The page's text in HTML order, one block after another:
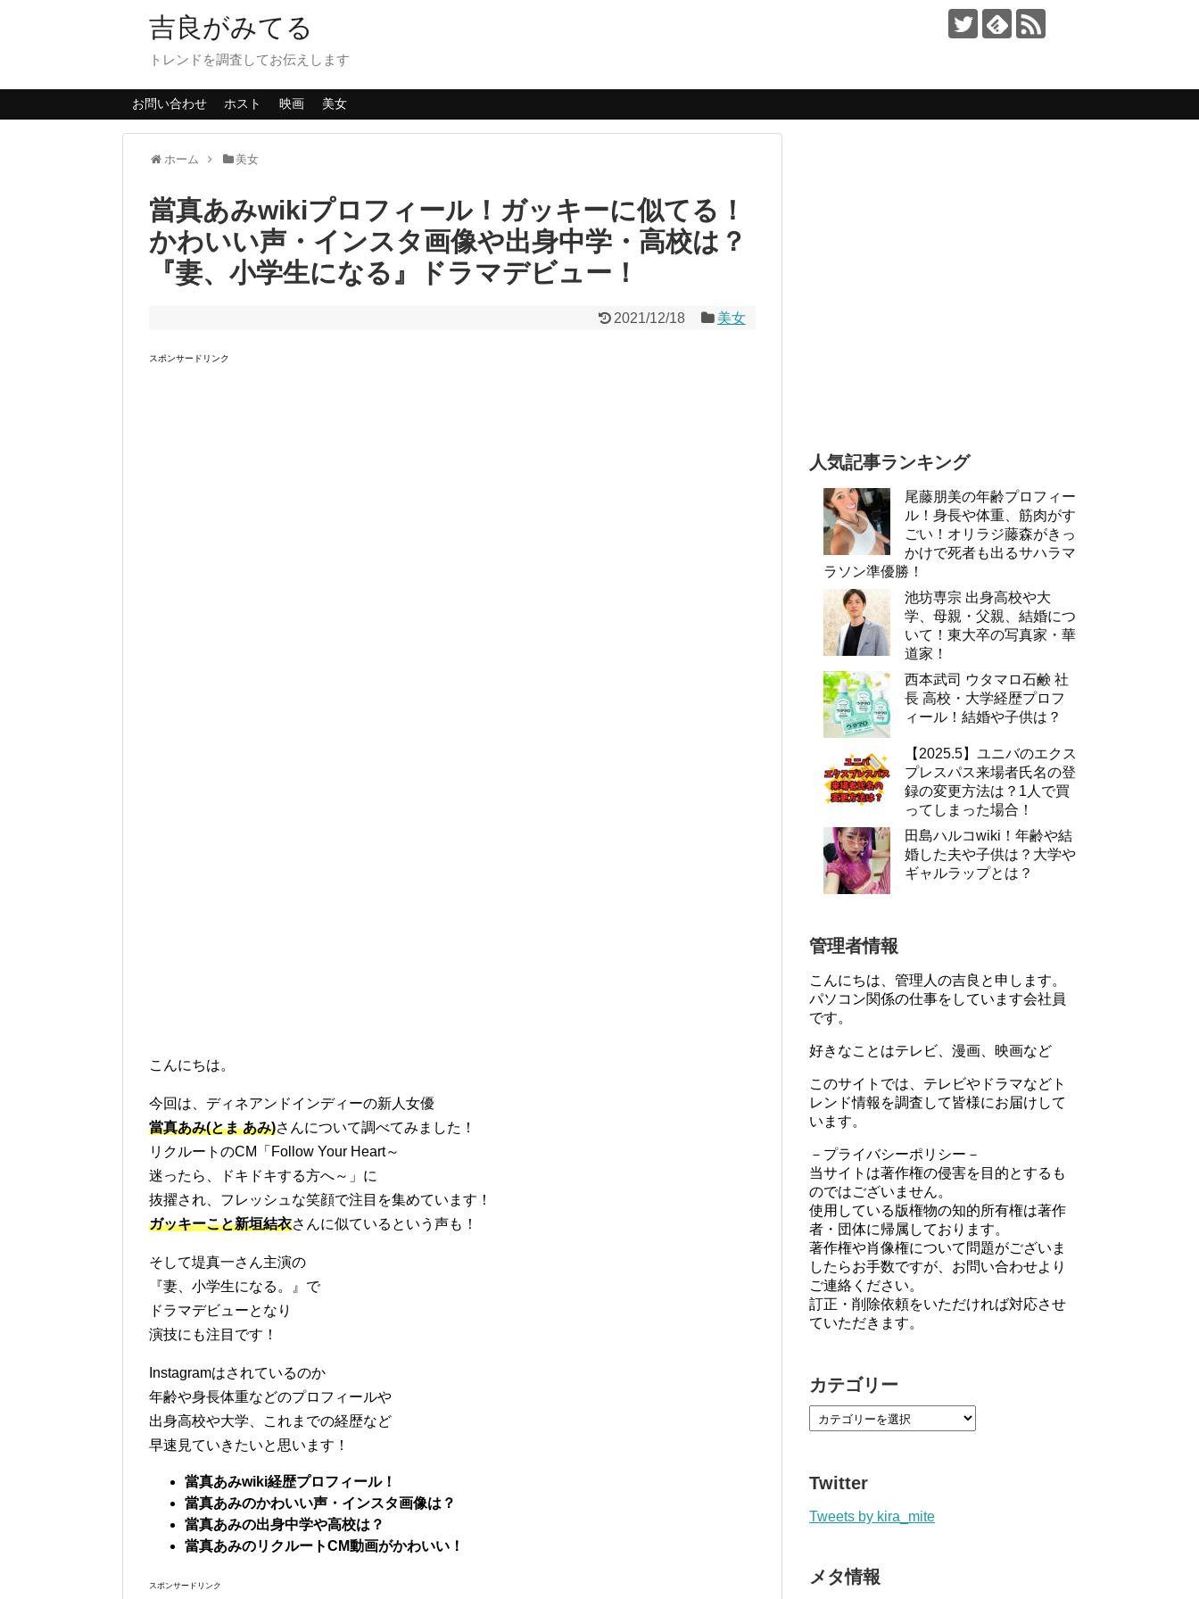
吉良がみてる
トレンドを調査してお伝えします
お問い合わせ ホスト 映画 美女
ホーム 美女
當真あみwikiプロフィール！ガッキーに似てる！
かわいい声・インスタ画像や出身中学・高校は？
『妻、小学生になる』ドラマデビュー！
2021/12/18 美女
スポンサードリンク
こんにちは。
今回は、ディネアンドインディーの新人女優
當真あみ(とま あみ)さんについて調べてみました！
リクルートのCM「Follow Your Heart～
迷ったら、ドキドキする方へ～」に
抜擢され、フレッシュな笑顔で注目を集めています！
ガッキーこと新垣結衣さんに似ているという声も！
そして堤真一さん主演の
『妻、小学生になる。』で
ドラマデビューとなり
演技にも注目です！
Instagramはされているのか
年齢や身長体重などのプロフィールや
出身高校や大学、これまでの経歴など
早速見ていきたいと思います！
當真あみwiki経歴プロフィール！
當真あみのかわいい声・インスタ画像は？
當真あみの出身中学や高校は？
當真あみのリクルートCM動画がかわいい！
スポンサードリンク
人気記事ランキング
尾藤朋美の年齢プロフィー
ル！身長や体重、筋肉がす
ごい！オリラジ藤森がきっ
かけで死者も出るサハラマ
ラソン準優勝！
池坊専宗 出身高校や大
学、母親・父親、結婚につ
いて！東大卒の写真家・華
道家！
西本武司 ウタマロ石鹸 社
長 高校・大学経歴プロフ
ィール！結婚や子供は？
【2025.5】ユニバのエクス
プレスパス来場者氏名の登
録の変更方法は？1人で買
ってしまった場合！
田島ハルコwiki！年齢や結
婚した夫や子供は？大学や
ギャルラップとは？
管理者情報
こんにちは、管理人の吉良と申します。
パソコン関係の仕事をしています会社員
です。
好きなことはテレビ、漫画、映画など
このサイトでは、テレビやドラマなどト
レンド情報を調査して皆様にお届けして
います。
－プライバシーポリシー－
当サイトは著作権の侵害を目的とするも
のではございません。
使用している版権物の知的所有権は著作
者・団体に帰属しております。
著作権や肖像権について問題がございま
したらお手数ですが、お問い合わせより
ご連絡ください。
訂正・削除依頼をいただければ対応させ
ていただきます。
カテゴリー
Twitter
Tweets by kira_mite
メタ情報